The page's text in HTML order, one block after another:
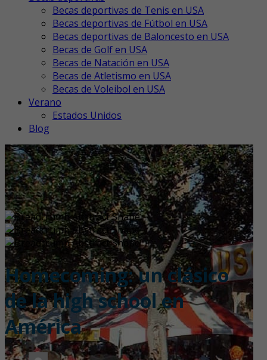
Becas deportivas de Tenis en USA
Becas deportivas de Fútbol en USA
Becas deportivas de Baloncesto en USA
Becas de Golf en USA
Becas de Natación en USA
Becas de Atletismo en USA
Becas de Voleibol en USA
Verano
Estados Unidos
Blog
Homecoming: un clásico
de la high school en
América